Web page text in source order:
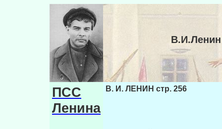
ПСС
Ленина
В. И. ЛЕНИН стр. 256